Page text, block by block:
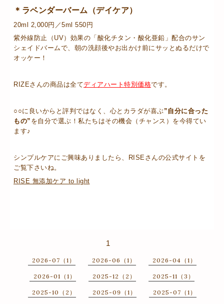
＊ラベンダーバーム（デイケア）
20ml 2,000円／5ml 550円
紫外線防止（UV）効果の「酸化チタン・酸化亜鉛」配合のサン
シェイドバームで、朝の洗顔後やお出かけ前にサッとぬるだけで
オッケー！
RIZEさんの商品は全てディアハート特別価格です。
○○に良いからと評判ではなく、心とカラダが喜ぶ”自分に合った
もの” を自分で選ぶ！私たちはその機会（チャンス）を今得てい
ます♪
シンプルケアにご興味ありましたら、RISEさんの公式サイトを
ご覧下さいね。
RISE 無添加ケア to light
1
2026-07（1） 2026-06（1） 2026-04（1）
2026-01（1） 2025-12（2） 2025-11（3）
2025-10（2） 2025-09（1） 2025-07（1）